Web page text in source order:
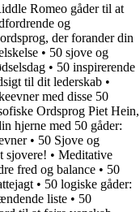
Romeo gåder til at
og
der forander din
• 50 sjove og
• 50 inspirerende
til dit lederskab •
med disse 50
Ordsprog Piet Hein,
hjerne med 50 gåder:
• 50 Sjove og
sjovere! • Meditative
fred og balance • 50
• 50 logiske gåder:
liste • 50